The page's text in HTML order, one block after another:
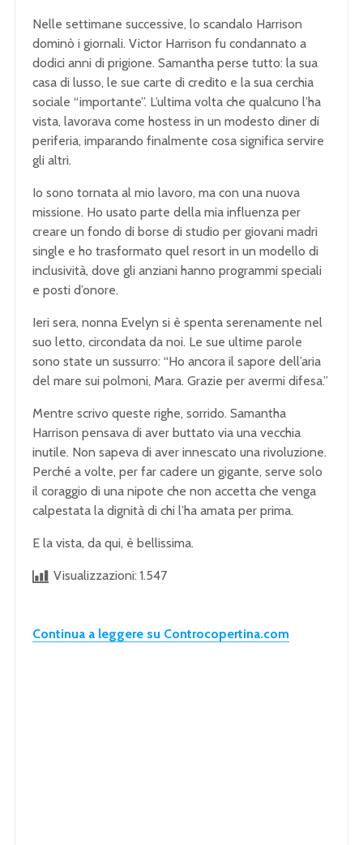
Nelle settimane successive, lo scandalo Harrison
dominò i giornali. Victor Harrison fu condannato a
dodici anni di prigione. Samantha perse tutto: la sua
casa di lusso, le sue carte di credito e la sua cerchia
sociale “importante”. L’ultima volta che qualcuno l’ha
vista, lavorava come hostess in un modesto diner di
periferia, imparando finalmente cosa significa servire
gli altri.
Io sono tornata al mio lavoro, ma con una nuova
missione. Ho usato parte della mia influenza per
creare un fondo di borse di studio per giovani madri
single e ho trasformato quel resort in un modello di
inclusività, dove gli anziani hanno programmi speciali
e posti d’onore.
Ieri sera, nonna Evelyn si è spenta serenamente nel
suo letto, circondata da noi. Le sue ultime parole
sono state un sussurro: “Ho ancora il sapore dell’aria
del mare sui polmoni, Mara. Grazie per avermi difesa.”
Mentre scrivo queste righe, sorrido. Samantha
Harrison pensava di aver buttato via una vecchia
inutile. Non sapeva di aver innescato una rivoluzione.
Perché a volte, per far cadere un gigante, serve solo
il coraggio di una nipote che non accetta che venga
calpestata la dignità di chi l’ha amata per prima.
E la vista, da qui, è bellissima.
Visualizzazioni: 1.547
Continua a leggere su Controcopertina.com